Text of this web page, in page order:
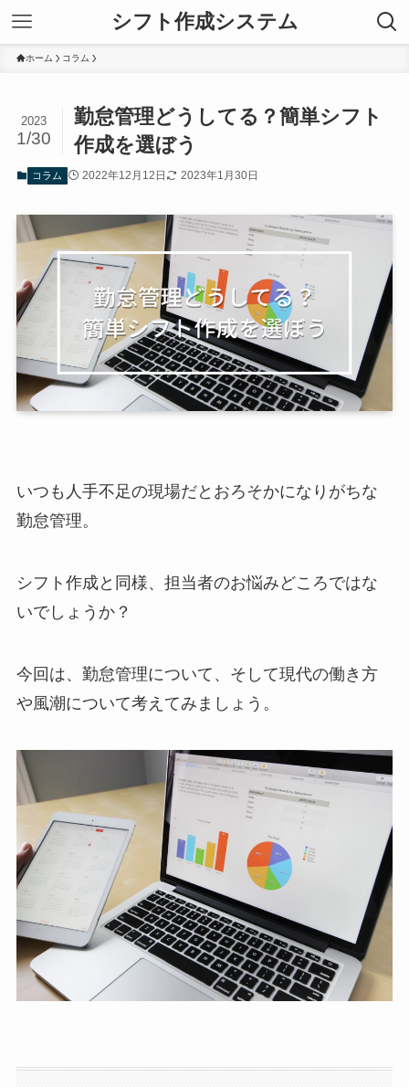
シフト作成システム
ホーム コラム
勤怠管理どうしてる？簡単シフト
作成を選ぼう
2023
1/30
コラム 2022年12月12日 2023年1月30日
いつも人手不足の現場だとおろそかになりがちな
勤怠管理。
シフト作成と同様、担当者のお悩みどころではな
いでしょうか？
今回は、勤怠管理について、そして現代の働き方
や風潮について考えてみましょう。